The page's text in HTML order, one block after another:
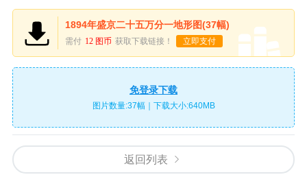
1894年盛京二十五万分一地形图(37幅)
需付 12 图币 获取下载链接！ 立即支付
免登录下载
图片数量:37幅｜下载大小:640MB
返回列表